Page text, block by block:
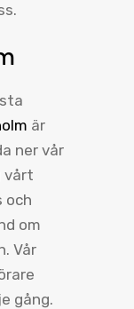
är
ner vår
vårt
och
om
Vår
gång.